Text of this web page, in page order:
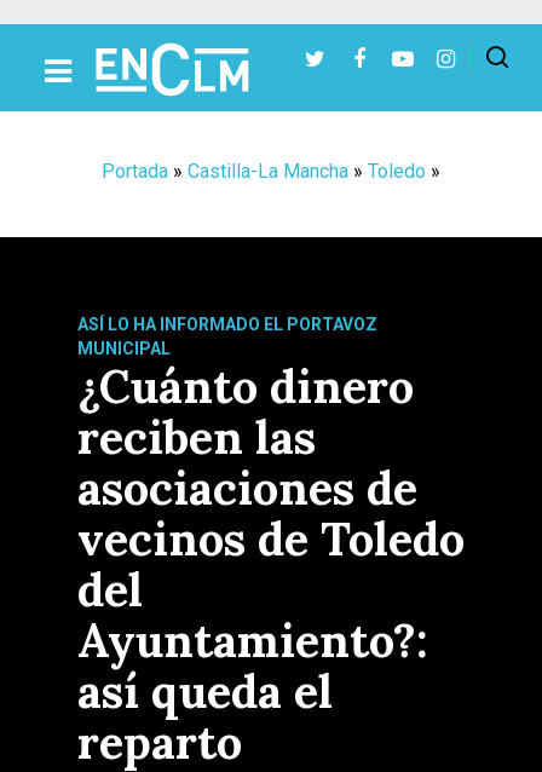
Portada » Castilla-La Mancha » Toledo »
ASÍ LO HA INFORMADO EL PORTAVOZ
MUNICIPAL
¿Cuánto dinero
reciben las
asociaciones de
vecinos de Toledo
del
Ayuntamiento?:
así queda el
reparto